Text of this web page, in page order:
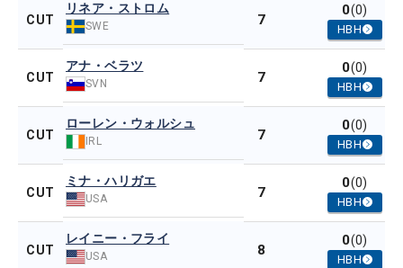
CUT
リネア・ストロム
SWE 7
0(0)
HBH
CUT
アナ・ベラツ
SVN 7
0(0)
HBH
CUT
ローレン・ウォルシュ
IRL 7
0(0)
HBH
CUT
ミナ・ハリガエ
USA 7
0(0)
HBH
CUT
レイニー・フライ
USA 8
0(0)
HBH